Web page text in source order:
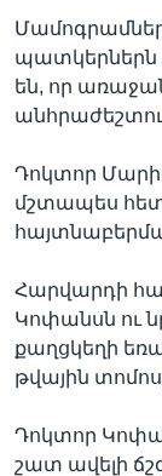
պատկերներն
են, որ
Դոկտոր
մշտապես
Հարվարդի
Կոփանսն ու
քաղցկեղի
թվային
Դոկտոր
շատ ավելի